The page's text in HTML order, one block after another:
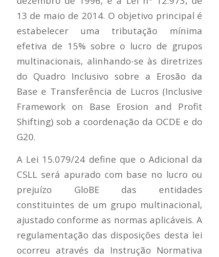
13 de maio de 2014. O objetivo principal é
estabelecer uma tributação mínima
efetiva de 15% sobre o lucro de grupos
multinacionais, alinhando-se às diretrizes
do Quadro Inclusivo sobre a Erosão da
Base e Transferência de Lucros (Inclusive
Framework on Base Erosion and Profit
Shifting) sob a coordenação da OCDE e do
G20.
A Lei 15.079/24 define que o Adicional da
CSLL será apurado com base no lucro ou
prejuízo GloBE das entidades
constituintes de um grupo multinacional,
ajustado conforme as normas aplicáveis. A
regulamentação das disposições desta lei
ocorreu através da Instrução Normativa